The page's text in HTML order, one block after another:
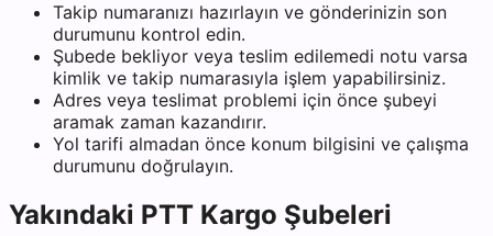
Takip numaranızı hazırlayın ve gönderinizin son
durumunu kontrol edin.
Şubede bekliyor veya teslim edilemedi notu varsa
kimlik ve takip numarasıyla işlem yapabilirsiniz.
Adres veya teslimat problemi için önce şubeyi
aramak zaman kazandırır.
Yol tarifi almadan önce konum bilgisini ve çalışma
durumunu doğrulayın.
Yakındaki PTT Kargo Şubeleri